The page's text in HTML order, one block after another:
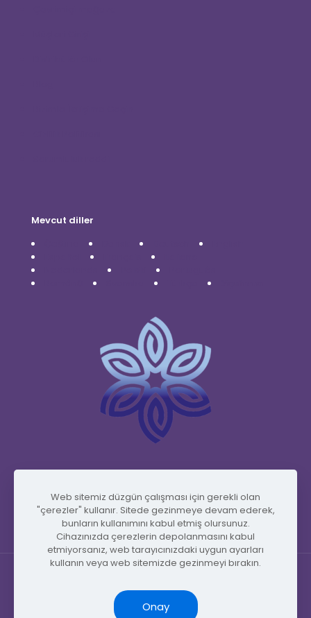
Mevcut diller
© Copyright 2026 by Vidafy.blog
Web sitemiz düzgün çalışması için gerekli olan
"çerezler" kullanır. Sitede gezinmeye devam ederek,
bunların kullanımını kabul etmiş olursunuz.
Cihazınızda çerezlerin depolanmasını kabul
etmiyorsanız, web tarayıcınızdaki uygun ayarları
kullanın veya web sitemizde gezinmeyi bırakın.
Onay